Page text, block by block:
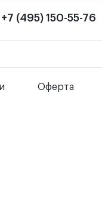
+7 (495) 150-55-76
Оферта